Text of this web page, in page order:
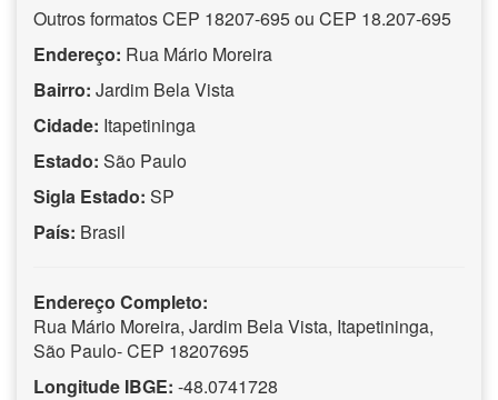
Outros formatos CEP 18207-695 ou CEP 18.207-695
Endereço: Rua Mário Moreira
Bairro: Jardim Bela Vista
Cidade: Itapetininga
Estado: São Paulo
Sigla Estado: SP
País: Brasil
Endereço Completo:
Rua Mário Moreira, Jardim Bela Vista, Itapetininga,
São Paulo- CEP 18207695
Longitude IBGE: -48.0741728